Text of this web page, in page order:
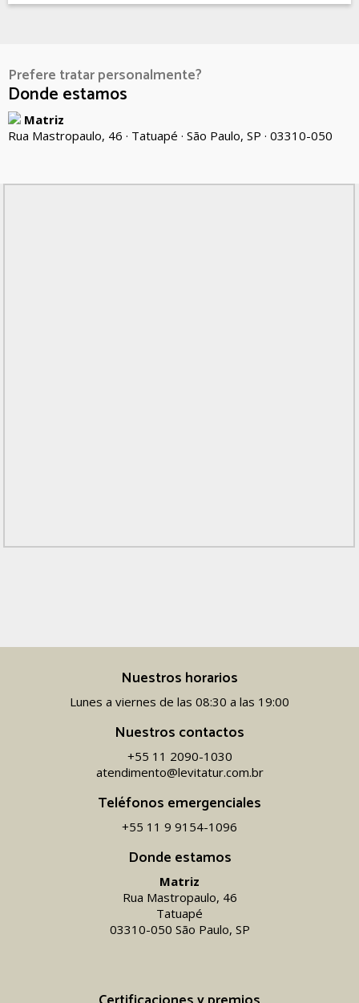
Prefere tratar personalmente?
Donde estamos
Matriz
Rua Mastropaulo, 46 · Tatuapé · São Paulo, SP · 03310-050
Donde estamos
Matriz
Rua Mastropaulo, 46
Tatuapé
03310-050 São Paulo, SP
Nuestros horarios
Lunes a viernes de las 08:30 a las 19:00
Nuestros contactos
+55 11 2090-1030
atendimento@levitatur.com.br
Teléfonos emergenciales
+55 11 9 9154-1096‬